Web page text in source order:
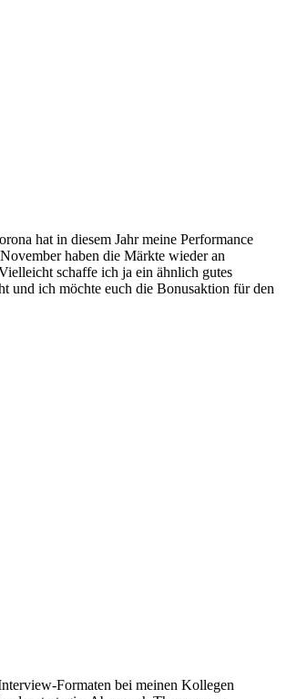
hat in diesem Jahr meine Performance
haben die Märkte wieder an
schaffe ich ja ein ähnlich gutes
und ich möchte euch die Bonusaktion für den
Formaten bei meinen Kollegen